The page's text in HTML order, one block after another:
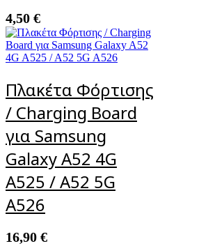
4,50 €
Πλακέτα Φόρτισης
/ Charging Board
για Samsung
Galaxy A52 4G
A525 / A52 5G
A526
16,90 €